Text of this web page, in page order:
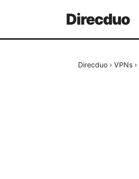
Direcduo
Direcduo › VPNs ›